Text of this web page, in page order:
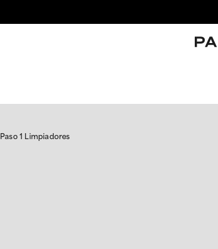
Paso 1 Limpiadores